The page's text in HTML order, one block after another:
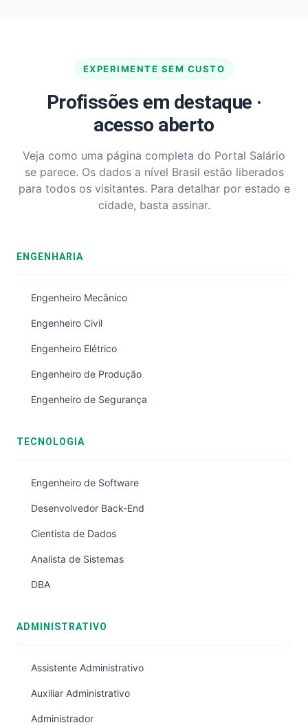
EXPERIMENTE SEM CUSTO
Profissões em destaque ·
acesso aberto
Veja como uma página completa do Portal Salário
se parece. Os dados a nível Brasil estão liberados
para todos os visitantes. Para detalhar por estado e
cidade, basta assinar.
ENGENHARIA
Engenheiro Mecânico
Engenheiro Civil
Engenheiro Elétrico
Engenheiro de Produção
Engenheiro de Segurança
TECNOLOGIA
Engenheiro de Software
Desenvolvedor Back-End
Cientista de Dados
Analista de Sistemas
DBA
ADMINISTRATIVO
Assistente Administrativo
Auxiliar Administrativo
Administrador